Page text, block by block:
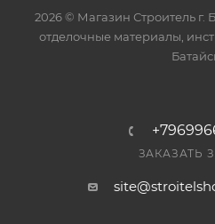
2026 © Магазин Строитель г.
отделочные материалы,
ЗАКАЗАТЬ